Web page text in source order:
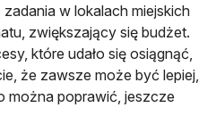
w lokalach miejskich
zwiększający się budżet.
które udało się osiągnąć,
że zawsze może być lepiej,
można poprawić, jeszcze